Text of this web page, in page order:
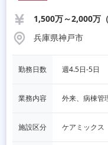
1,500万～2,000万
兵庫県神戸市
勤務日数 週4.5日‐5日
業務内容 外来、病棟管
施設区分 ケアミックス